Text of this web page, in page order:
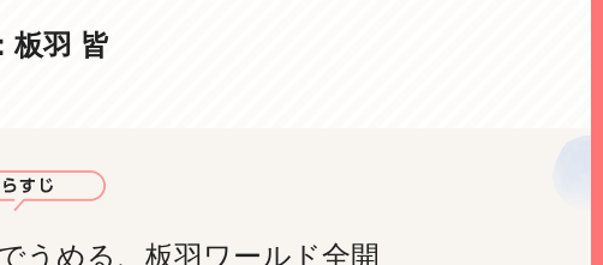
板羽 皆
うめる、板羽ワールド全開